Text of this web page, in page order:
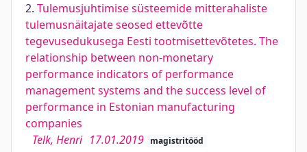
2. Tulemusjuhtimise süsteemide mitterahaliste
tulemusnäitajate seosed ettevõtte
tegevusedukusega Eesti tootmisettevõtetes. The
relationship between non-monetary
performance indicators of performance
management systems and the success level of
performance in Estonian manufacturing
companies
Telk, Henri 17.01.2019 magistritööd